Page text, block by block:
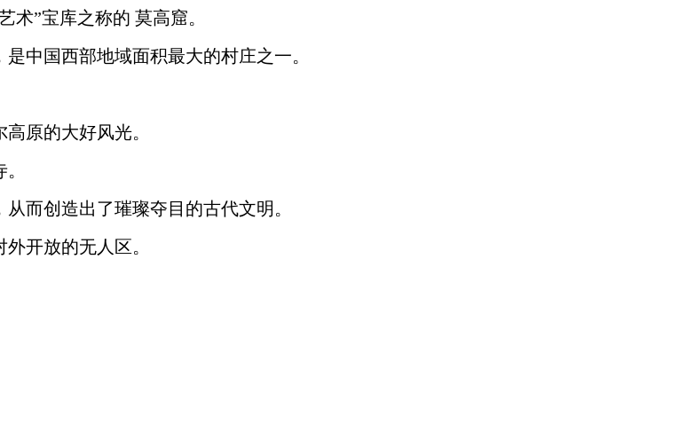
术”宝库之称的 莫高窟。
中国西部地域面积最大的村庄之一。
原的大好风光。
而创造出了璀璨夺目的古代文明。
开放的无人区。